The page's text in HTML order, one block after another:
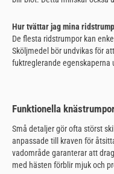
Hur tvättar jag mina
De flesta ridstrumpor kan
Sköljmedel bör undvikas för
fuktreglerande egenskaperna
Funktionella
Små detaljer gör ofta störst
anpassade till kraven för
vadområde garanterar att
med hästen förblir mjuk och